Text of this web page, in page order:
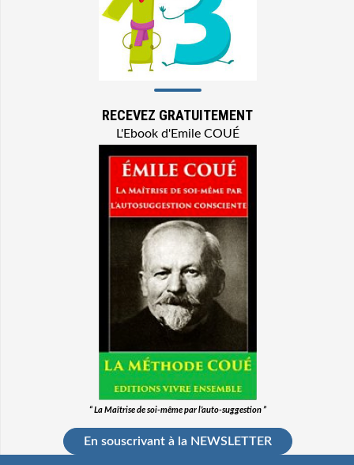
RECEVEZ GRATUITEMENT
L'Ebook d'Emile COUÉ
“ La Maîtrise de soi-même par l’auto-suggestion ”
En souscrivant à la NEWSLETTER